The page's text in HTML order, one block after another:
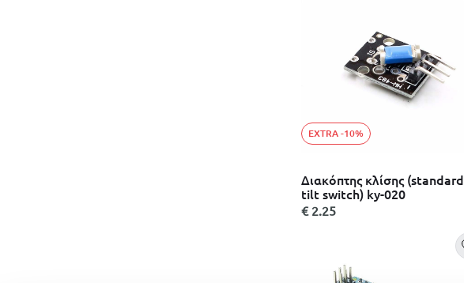
EXTRA -10%
Διακόπτης κλίσης (standard
tilt switch) ky-020
€ 2.25